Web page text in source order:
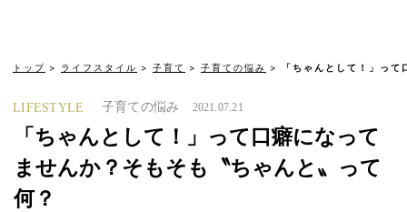
トップ ライフスタイル 子育て 子育ての悩み 「ちゃんとして！」っ
LIFESTYLE 子育ての悩み 2021.07.21
「ちゃんとして！」って口癖になって
ませんか？そもそも〝ちゃんと〟って
何？